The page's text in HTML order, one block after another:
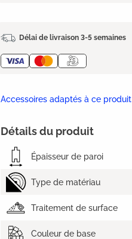
Délai de livraison 3-5 semaines
Accessoires adaptés à ce produit
Détails du produit
Épaisseur de paroi
Type de matériau
Traitement de surface
Couleur de base